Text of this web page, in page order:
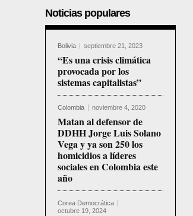
Noticias populares
Bolivia septiembre 21, 2023
“Es una crisis climática
provocada por los
sistemas capitalistas”
Colombia noviembre 4, 2020
Matan al defensor de
DDHH Jorge Luis Solano
Vega y ya son 250 los
homicidios a líderes
sociales en Colombia este
año
Corea Democrática
octubre 19, 2024